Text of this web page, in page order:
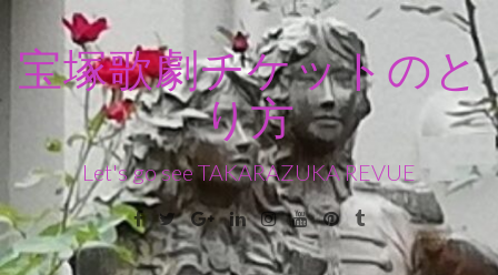
ン
ス
キ
ッ
宝塚歌劇チケットのと
り方
Let's go see TAKARAZUKA REVUE
Facebook
TwitterGoogle+LinkedinInstagram
YoutubePinterest
Tumblr